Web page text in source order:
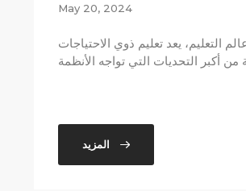
May 20, 2024
التعليم، يعد تعليم ذوي الاحتياجات
المزيد